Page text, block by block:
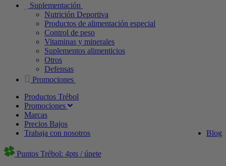
Suplementación
Nutrición Deportiva
Productos de alimentación especial
Control de peso
Vitaminas y minerales
Suplementos alimenticios
Otros
Defensas
Promociones
Productos Trébol
Promociones
Marcas
Precios Bajos
Blog
Trabaja con nosotros
Puntos Trébol: 4pts / únete